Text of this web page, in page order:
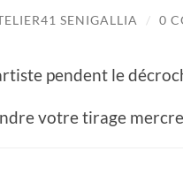
SENIGALLIA / 0
pendent le
votre tirage